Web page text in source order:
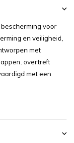
voor
en veiligheid,
met
overtreft
met een